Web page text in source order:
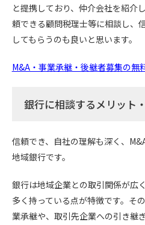
と提携しており、仲介会社を紹介
頼できる顧問税理士等に相談し、
してもらうのも良いと思います。
M&A・事業承継・後継者募集の無
銀行に相談するメリット
信頼でき、自社の理解も深く、
地域銀行です。
銀行は地域企業との取引関係が広
多く持っている点が特徴です。そ
業承継や、取引先企業への引き継